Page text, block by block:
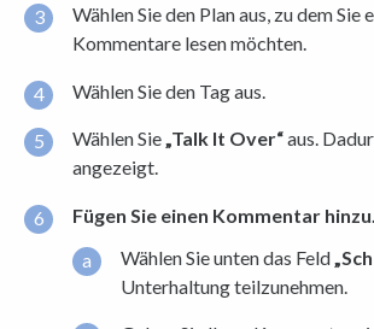
Wählen Sie den Plan aus, zu dem
Kommentare lesen möchten.
Wählen Sie den Tag aus.
Wählen Sie„Talk It Over“aus.
angezeigt.
Fügen Sie einen Kommentar hinzu.
Wählen Sie unten das Feld
Unterhaltung teilzunehmen.